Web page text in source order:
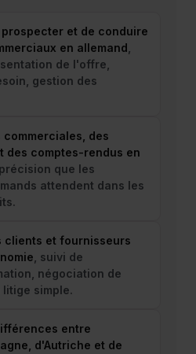
prospecter et de conduire
en allemand
de l'offre,
gestion des
des
des comptes-rendus en
que les
attendent dans les
clients et fournisseurs
, suivi de
négociation de
simple.
entre
d'Autriche et de